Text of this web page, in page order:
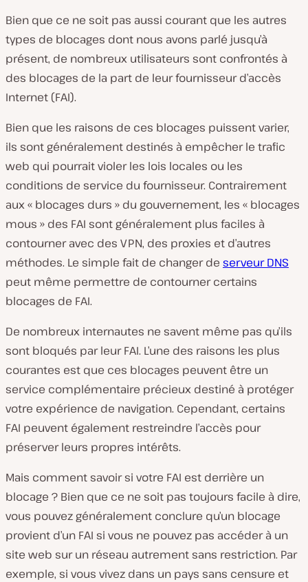
Bien que ce ne soit pas aussi courant que les autres
types de blocages dont nous avons parlé jusqu’à
présent, de nombreux utilisateurs sont confrontés à
des blocages de la part de leur fournisseur d’accès
Internet (FAI).
Bien que les raisons de ces blocages puissent varier,
ils sont généralement destinés à empêcher le trafic
web qui pourrait violer les lois locales ou les
conditions de service du fournisseur. Contrairement
aux « blocages durs » du gouvernement, les « blocages
mous » des FAI sont généralement plus faciles à
contourner avec des VPN, des proxies et d’autres
méthodes. Le simple fait de changer de serveur DNS
peut même permettre de contourner certains
blocages de FAI.
De nombreux internautes ne savent même pas qu’ils
sont bloqués par leur FAI. L’une des raisons les plus
courantes est que ces blocages peuvent être un
service complémentaire précieux destiné à protéger
votre expérience de navigation. Cependant, certains
FAI peuvent également restreindre l’accès pour
préserver leurs propres intérêts.
Mais comment savoir si votre FAI est derrière un
blocage ? Bien que ce ne soit pas toujours facile à dire,
vous pouvez généralement conclure qu’un blocage
provient d’un FAI si vous ne pouvez pas accéder à un
site web sur un réseau autrement sans restriction. Par
exemple, si vous vivez dans un pays sans censure et